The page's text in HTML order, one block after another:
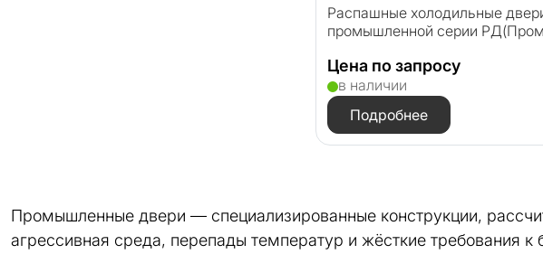
Распашные холодильные
промышленной серии
Цена по запросу
в наличии
Подробнее
Промышленные двери — специализированные конструкции,
агрессивная среда, перепады температур и жёсткие требования